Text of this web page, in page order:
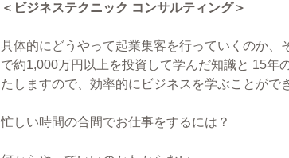
＜ビジネステクニック コンサルティング＞
具体的にどうやって起業集客を行っていくのか、
で約1,000万円以上を投資して学んだ知識と 15年
たしますので、効率的にビジネスを学ぶことがで
忙しい時間の合間でお仕事をするには？